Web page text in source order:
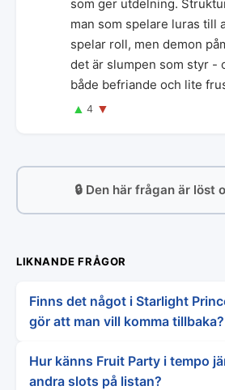
som ger utdelning.
man som spelare luras till
spelar roll, men demon
det är slumpen som styr -
både befriande och lite
▲ 4 ▼
🔒 Den här frågan är löst
LIKNANDE FRÅGOR
Finns det något i Starlight
gör att man vill komma tillbaka?
Hur känns Fruit Party i tempo
andra slots på listan?